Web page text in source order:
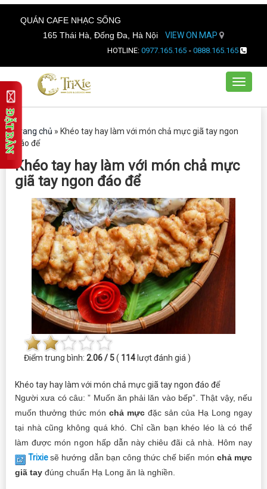
QUÁN CAFE NHẠC SỐNG
165 Thái Hà, Đống Đa, Hà Nội
VIEW ON MAP
HOTLINE: 0977.165.165 - 0888.165.165
Toggle
Trang chủ » Khéo tay hay làm với món chả mực giã tay ngon
đáo để
Khéo tay hay làm với món chả mực
giã tay ngon đáo để
Điểm trung bình: 2.06 / 5( 114 lượt đánh giá )
Khéo tay hay làm với món chả mực giã tay ngon đáo để
Người xưa có câu: ” Muốn ăn phải lăn vào bếp”. Thật vậy, nếu
muốn thưởng thức món chả mực đặc sản của Hạ Long ngay
tại nhà cũng không quá khó. Chỉ cần bạn khéo léo là có thể
làm được món ngon hấp dẫn này chiêu đãi cả nhà. Hôm nay
Trixiesẽ hướng dẫn bạn công thức chế biến món chả mực
giã tay đúng chuẩn Hạ Long ăn là nghiền.